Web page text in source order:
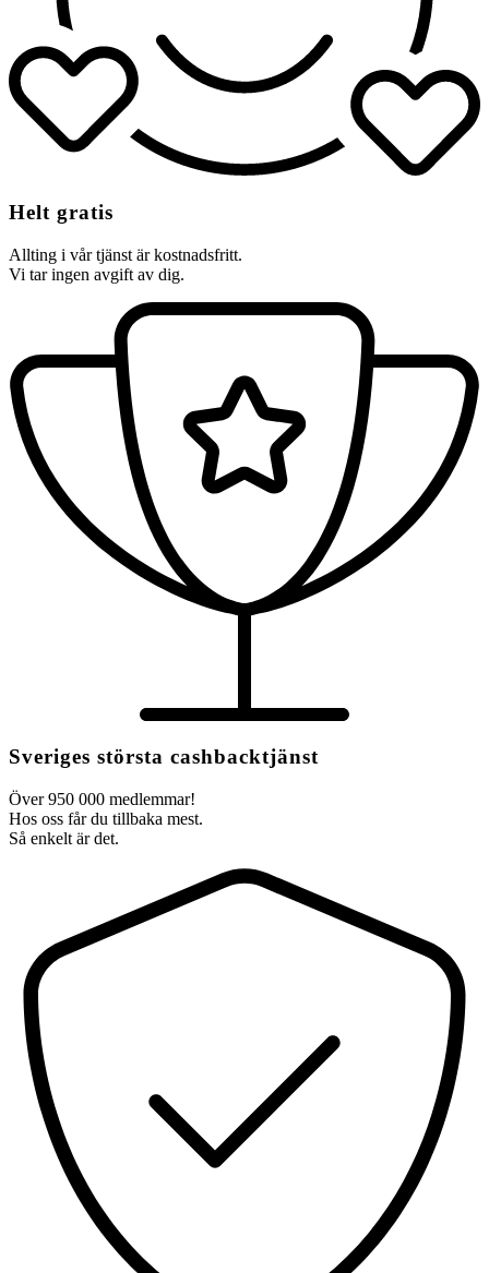
Helt gratis
Allting i vår tjänst är kostnadsfritt.
Vi tar ingen avgift av dig.
Sveriges största cashbacktjänst
Över 950 000 medlemmar!
Hos oss får du tillbaka mest.
Så enkelt är det.